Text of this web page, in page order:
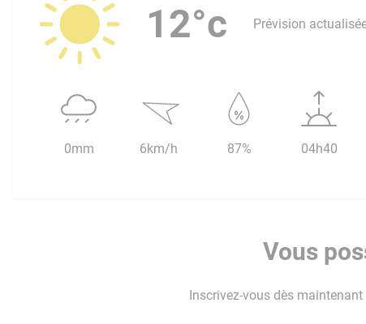
12°c Prévision
0mm 6km/h 87% 04h40
Vous
Inscrivez-vous dès